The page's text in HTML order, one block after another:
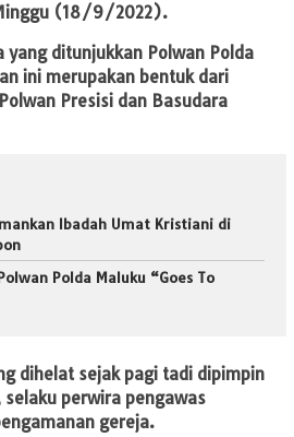
(18/9/2022).
yang ditunjukkan Polwan Polda
ini merupakan bentuk dari
Presisi dan Basudara
Ibadah Umat Kristiani di
Polda Maluku “Goes To
dihelat sejak pagi tadi dipimpin
selaku perwira pengawas
gereja.